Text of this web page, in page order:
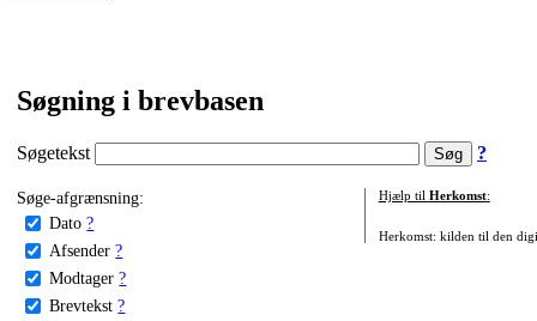
Søgning i brevbasen
Søgetekst ?
Søge-afgrænsning:
Dato ?
Afsender ?
Modtager ?
Brevtekst ?
Hjælp til Herkomst:
Herkomst: kilden til den